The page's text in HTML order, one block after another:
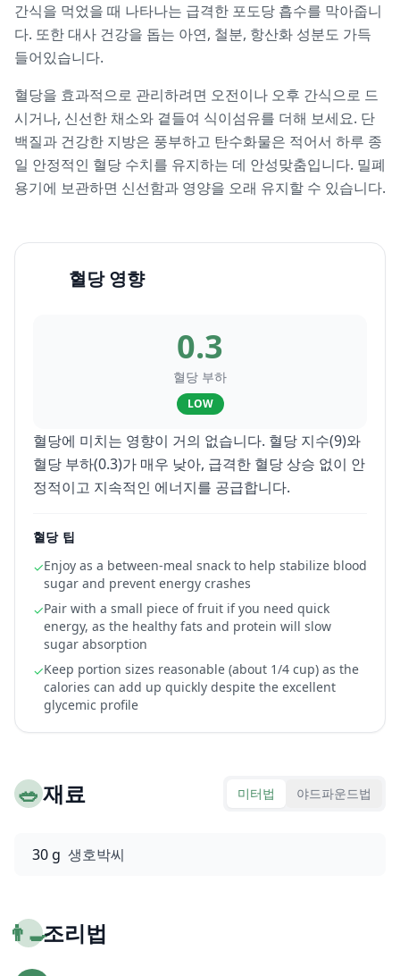
간식을 먹었을 때 나타나는 급격한 포도당 흡수를 막아줍니
다. 또한 대사 건강을 돕는 아연, 철분, 항산화 성분도 가득
들어있습니다.
혈당을 효과적으로 관리하려면 오전이나 오후 간식으로 드
시거나, 신선한 채소와 곁들여 식이섬유를 더해 보세요. 단
백질과 건강한 지방은 풍부하고 탄수화물은 적어서 하루 종
일 안정적인 혈당 수치를 유지하는 데 안성맞춤입니다. 밀폐
용기에 보관하면 신선함과 영양을 오래 유지할 수 있습니다.
혈당 영향
0.3
혈당 부하
LOW
혈당에 미치는 영향이 거의 없습니다. 혈당 지수(9)와
혈당 부하(0.3)가 매우 낮아, 급격한 혈당 상승 없이 안
정적이고 지속적인 에너지를 공급합니다.
혈당 팁
✓Enjoy as a between-meal snack to help stabilize blood
sugar and prevent energy crashes
✓Pair with a small piece of fruit if you need quick
energy, as the healthy fats and protein will slow
sugar absorption
✓Keep portion sizes reasonable (about 1/4 cup) as the
calories can add up quickly despite the excellent
glycemic profile
🥗재료 미터법 야드파운드법
30 g 생호박씨
👨‍🍳조리법